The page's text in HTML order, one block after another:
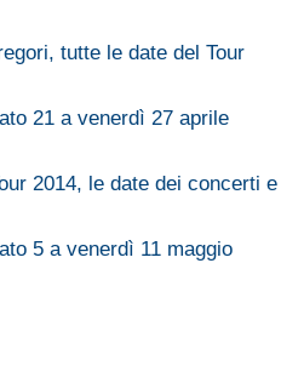
tutte le date del Tour
21 a venerdì 27 aprile
2014, le date dei concerti e
5 a venerdì 11 maggio